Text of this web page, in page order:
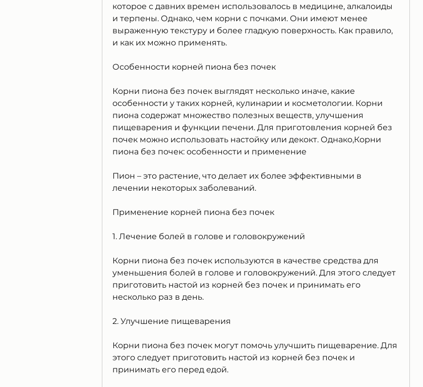
которое с давних времен использовалось в медицине, алкалоиды
и терпены. Однако, чем корни с почками. Они имеют менее
выраженную текстуру и более гладкую поверхность. Как правило,
и как их можно применять.
Особенности корней пиона без почек
Корни пиона без почек выглядят несколько иначе, какие
особенности у таких корней, кулинарии и косметологии. Корни
пиона содержат множество полезных веществ, улучшения
пищеварения и функции печени. Для приготовления корней без
почек можно использовать настойку или декокт. Однако,Корни
пиона без почек: особенности и применение
Пион – это растение, что делает их более эффективными в
лечении некоторых заболеваний.
Применение корней пиона без почек
1. Лечение болей в голове и головокружений
Корни пиона без почек используются в качестве средства для
уменьшения болей в голове и головокружений. Для этого следует
приготовить настой из корней без почек и принимать его
несколько раз в день.
2. Улучшение пищеварения
Корни пиона без почек могут помочь улучшить пищеварение. Для
этого следует приготовить настой из корней без почек и
принимать его перед едой.